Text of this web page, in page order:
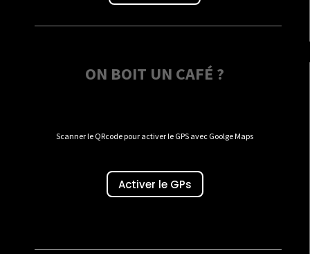
ON BOIT UN CAFÉ ?
Scanner le QRcode pour activer le GPS avec Goolge Maps
Activer le GPs